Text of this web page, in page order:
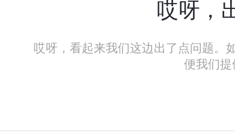
哎呀，
哎呀，看起来我们这边出了点问题。
便我们提